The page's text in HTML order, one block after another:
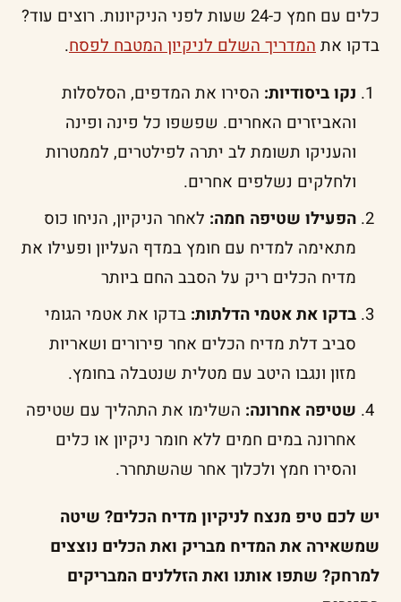
כלים עם חמץ כ-24 שעות לפני הניקיונות. רוצים עוד?
בדקו אתהמדריך השלם לניקיון המטבח לפסח.
נקו ביסודיות: הסירו את המדפים, הסלסלות
והאביזרים האחרים. שפשפו כל פינה ופינה
והעניקו תשומת לב יתרה לפילטרים, לממטרות
ולחלקים נשלפים אחרים.
הפעילו שטיפה חמה: לאחר הניקיון, הניחו כוס
מתאימה למדיח עם חומץ במדף העליון ופעילו את
מדיח הכלים ריק על הסבב החם ביותר
בדקו את אטמי הדלתות: בדקו את אטמי הגומי
סביב דלת מדיח הכלים אחר פירורים ושאריות
מזון ונגבו היטב עם מטלית שנטבלה בחומץ.
שטיפה אחרונה: השלימו את התהליך עם שטיפה
אחרונה במים חמים ללא חומר ניקיון או כלים
והסירו חמץ ולכלוך אחר שהשתחרר.
יש לכם טיפ מנצח לניקיון מדיח הכלים? שיטה
שמשאירה את המדיח מבריק ואת הכלים נוצצים
למרחק? שתפו אותנו ואת הזללנים המבריקים